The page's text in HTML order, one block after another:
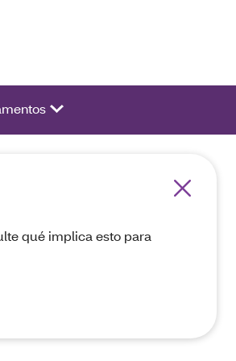
se activará una lista de
qué implica esto para